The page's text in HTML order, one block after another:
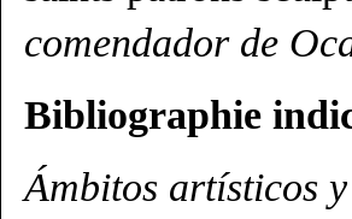
comendador de
Bibliographie
Ámbitos artísticos